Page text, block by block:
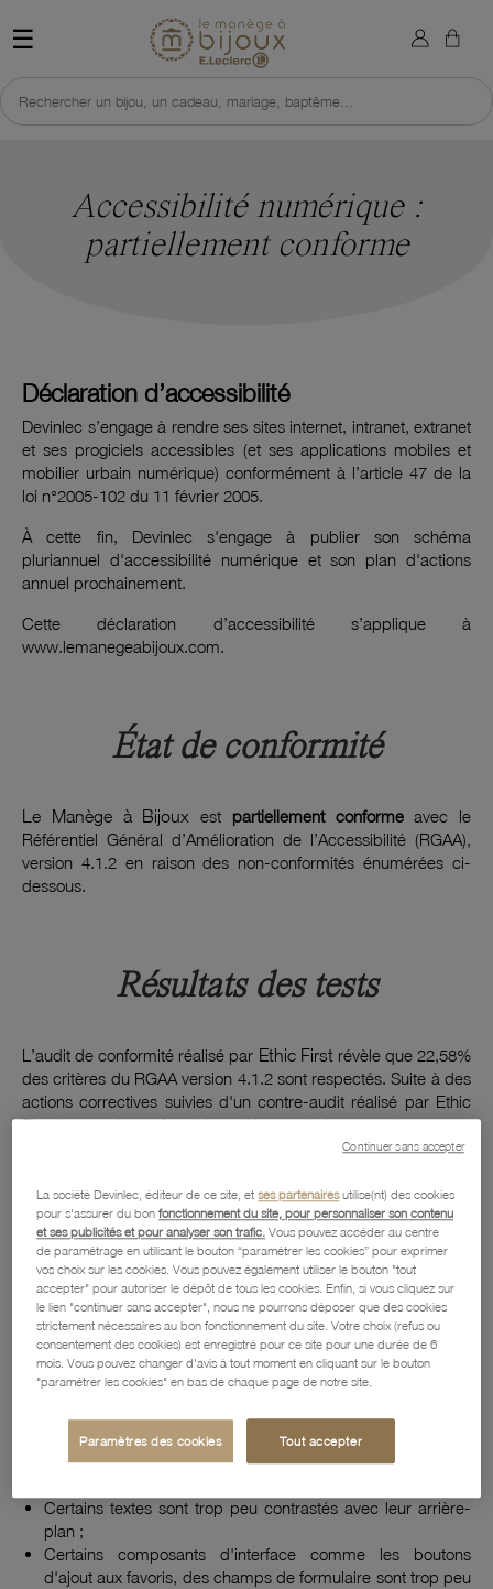
☰ Retour à l'accueil du site
Rechercher un bijou, un cadeau, mariage, baptême...
Accessibilité numérique :
partiellement conforme
Déclaration d’accessibilité
Devinlec s’engage à rendre ses sites internet, intranet, extranet
et ses progiciels accessibles (et ses applications mobiles et
mobilier urbain numérique) conformément à l’article 47 de la
loi n°2005-102 du 11 février 2005.
À cette fin, Devinlec s'engage à publier son schéma
pluriannuel d'accessibilité numérique et son plan d'actions
annuel prochainement.
Cette déclaration d’accessibilité s’applique à
www.lemanegeabijoux.com.
État de conformité
Le Manège à Bijoux est partiellement conformeavec le
Référentiel Général d’Amélioration de l’Accessibilité (RGAA),
version 4.1.2 en raison des non-conformités énumérées ci-
dessous.
Résultats des tests
L’audit de conformité réalisé par Ethic Firstrévèle que 22,58%
des critères du RGAA version 4.1.2 sont respectés. Suite à des
actions correctives suivies d'un contre-audit réalisé par Ethic
First, le taux de conformité est désormais de 51,56%.
Contenus non accessibles
Non-conformités
Des images de décoration ne sont pas correctement
ignorées par les technologies d'assistance ;
Des images porteuses d'information ont une alternative
textuelle non pertinente qui ne reprend pas toujours le texte
visible dans les images ;
Des images porteuses d'information doivent être
remplacées par du texte stylé ou posséder un mécanisme
Certains textes sont trop peu contrastés avec leur arrière-
plan ;
Certains composants d'interface comme les boutons
d'ajout aux favoris, des champs de formulaire sont trop peu
×
Sign in
La société Devinlec, éditeur de ce site, etses partenairesutilise(nt) des cookies
pour s'assurer du bonfonctionnement du site, pour personnaliser son contenu
et ses publicités et pour analyser son trafic. Vous pouvez accéder au centre
de paramétrage en utilisant le bouton “paramétrer les cookies” pour exprimer
vos choix sur les cookies. Vous pouvez également utiliser le bouton "tout
accepter" pour autoriser le dépôt de tous les cookies. Enfin, si vous cliquez sur
le lien "continuer sans accepter", nous ne pourrons déposer que des cookies
strictement nécessaires au bon fonctionnement du site. Votre choix (refus ou
consentement des cookies) est enregistré pour ce site pour une durée de 6
mois. Vous pouvez changer d'avis à tout moment en cliquant sur le bouton
"paramétrer les cookies" en bas de chaque page de notre site.
Paramètres des cookies Tout accepter
Continuer sans accepter